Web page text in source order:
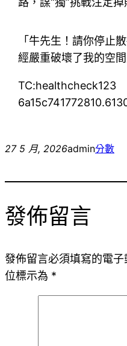
「牛先生！請你停止
經嚴重破壞了我的空間
TC:healthcheck123
27 5 月, 2026admin分數
發佈留言
發佈留言必須填寫的電子
位標示為 *